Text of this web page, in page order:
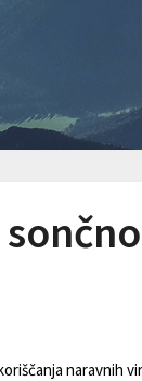
naravnih